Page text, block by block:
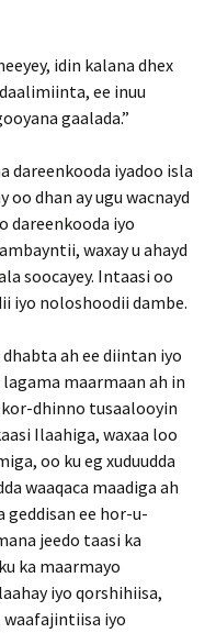
idin kalana dhex
ee inuu
gaalada.”
dareenkooda iyadoo isla
dhan ay ugu wacnayd
dareenkooda iyo
waxay u ahayd
soocayey. Intaasi oo
iyo noloshoodii dambe.
ah ee diintan iyo
lagama maarmaan ah in
kor-dhinno tusaalooyin
Ilaahiga, waxaa loo
oo ku eg xuduudda
waaqaca maadiga ah
geddisan ee hor-u-
jeedo taasi ka
ka maarmayo
iyo qorshihiisa,
waafajintiisa iyo